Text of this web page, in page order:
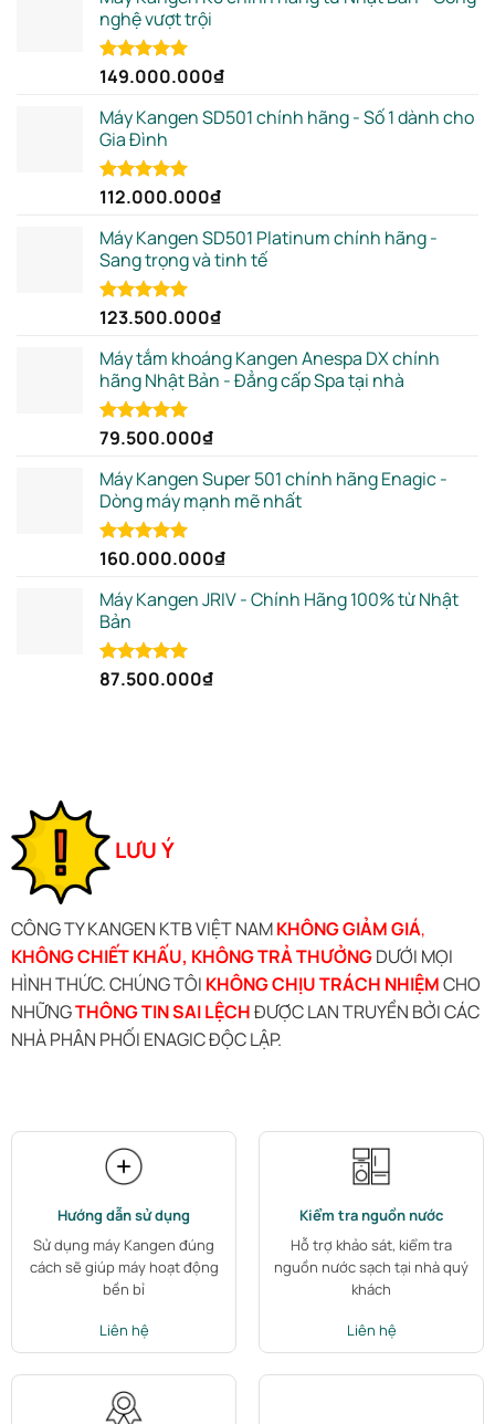
nghệ vượt trội
Rated5.00
149.000.000₫
Máy Kangen SD501 chính hãng - Số 1 dành cho
Gia Đình
Rated5.00
112.000.000₫
Máy Kangen SD501 Platinum chính hãng -
Sang trọng và tinh tế
Rated5.00
123.500.000₫
Máy tắm khoáng Kangen Anespa DX chính
hãng Nhật Bản - Đẳng cấp Spa tại nhà
Rated5.00
79.500.000₫
Máy Kangen Super 501 chính hãng Enagic -
Dòng máy mạnh mẽ nhất
Rated5.00
160.000.000₫
Máy Kangen JRIV - Chính Hãng 100% từ Nhật
Bản
Rated5.00
87.500.000₫
LƯU Ý
CÔNG TY KANGEN KTB VIỆT NAMKHÔNG GIẢM GIÁ,
KHÔNG CHIẾT KHẤU, KHÔNG TRẢ THƯỞNGDƯỚI MỌI
HÌNH THỨC. CHÚNG TÔI KHÔNG CHỊU TRÁCH NHIỆMCHO
NHỮNGTHÔNG TIN SAI LỆCHĐƯỢC LAN TRUYỀN BỞI CÁC
NHÀ PHÂN PHỐI ENAGIC ĐỘC LẬP.
Hướng dẫn sử dụng
Sử dụng máy Kangen đúng
cách sẽ giúp máy hoạt động
bền bỉ
Liên hệ
Kiểm tra nguồn nước
Hỗ trợ khảo sát, kiểm tra
nguồn nước sạch tại nhà quý
khách
Liên hệ